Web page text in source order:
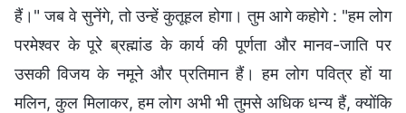
हैं।" जब वे सुनेंगे, तो उन्हें कुतूहल होगा। तुम आगे कहोगे : "हम लोग
परमेश्वर के पूरे ब्रह्मांड के कार्य की पूर्णता और मानव-जाति पर
उसकी विजय के नमूने और प्रतिमान हैं। हम लोग पवित्र हों या
मलिन, कुल मिलाकर, हम लोग अभी भी तुमसे अधिक धन्य हैं, क्योंकि